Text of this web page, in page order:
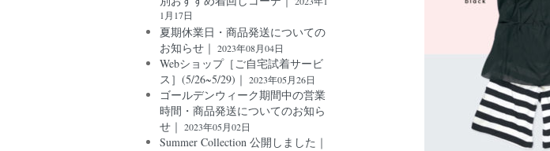
1月17日
夏期休業日・商品発送についての
お知らせ｜ 2023年08月04日
Webショップ［ご自宅試着サービ
ス］(5/26~5/29)｜ 2023年05月26日
ゴールデンウィーク期間中の営業
時間・商品発送についてのお知ら
せ｜ 2023年05月02日
Summer Collection 公開しました｜